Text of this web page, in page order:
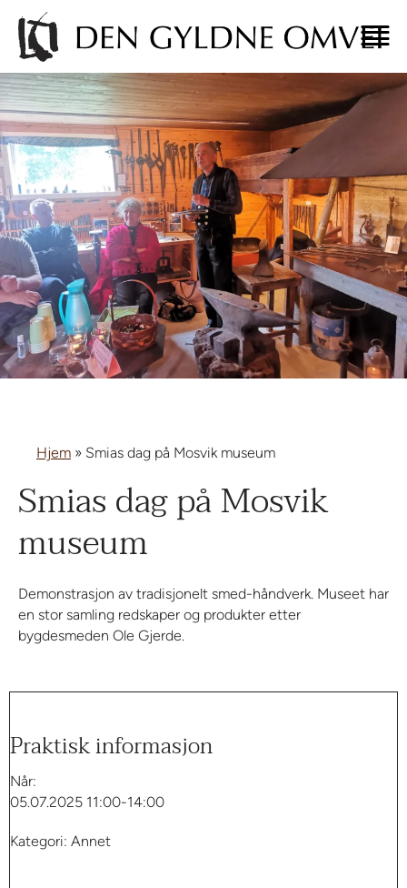
Hjem » Smias dag på Mosvik museum
Smias dag på Mosvik
museum
Demonstrasjon av tradisjonelt smed-håndverk. Museet har
en stor samling redskaper og produkter etter
bygdesmeden Ole Gjerde.
Praktisk informasjon
Når:
05.07.2025 11:00-14:00
Kategori: Annet